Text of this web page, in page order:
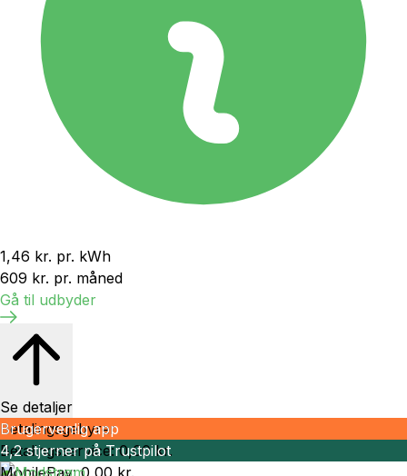
1,46 kr. pr. kWh
609 kr. pr. måned
Gå til udbyder
Se detaljer
Betalingsgebyrer
Betalingsservice: 0,00 kr.
Brugervenlig app
4,2 stjerner på Trustpilot